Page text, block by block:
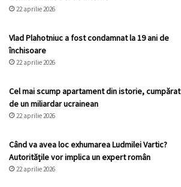
22 aprilie 2026
Vlad Plahotniuc a fost condamnat la 19 ani de
închisoare
22 aprilie 2026
Cel mai scump apartament din istorie, cumpărat
de un miliardar ucrainean
22 aprilie 2026
Când va avea loc exhumarea Ludmilei Vartic?
Autoritățile vor implica un expert român
22 aprilie 2026